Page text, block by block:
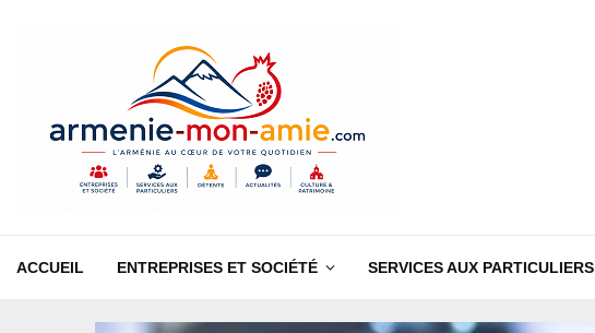
ACCUEIL ENTREPRISES ET SOCIÉTÉ SERVICES AUX PARTICULIERS